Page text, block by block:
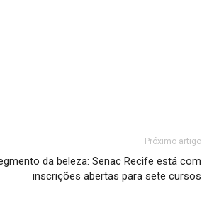
Próximo artigo
da beleza: Senac Recife está com
inscrições abertas para sete cursos